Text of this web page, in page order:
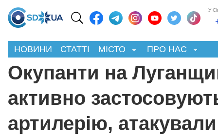
У
НОВИНИ СТАТТІ МІСТО ПРО НАС
Окупанти на
активно
артилерію, атакували